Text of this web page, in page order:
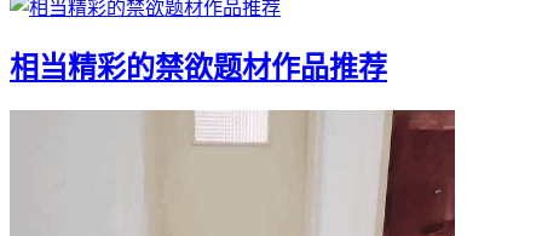
相当精彩的禁欲题材作品推荐